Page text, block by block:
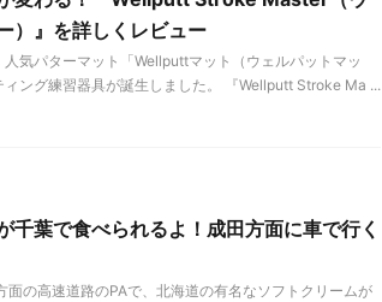
）』を詳しくレビュー
気パターマット「Wellputtマット（ウェルパットマッ
ィング練習器具が誕生しました。 『Wellputt Stroke Ma ...
千葉で食べられるよ！成田方面に車で行く
の高速道路のPAで、北海道の有名なソフトクリームが